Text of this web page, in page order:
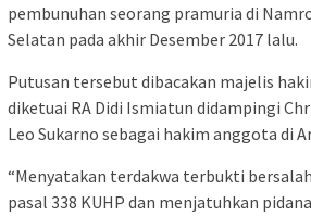
pembunuhan seorang pramuria di
Selatan pada akhir Desember 2017 lalu.
Putusan tersebut dibacakan majelis
diketuai RA Didi Ismiatun didampingi
Leo Sukarno sebagai hakim anggota di
“Menyatakan terdakwa terbukti
pasal 338 KUHP dan menjatuhkan